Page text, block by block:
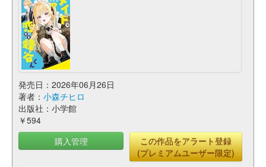
発売日：2026年06月26日
著者： 小森チヒロ
出版社：小学館
￥594
購入管理
この作品をアラート登録
(プレミアムユーザー限定)